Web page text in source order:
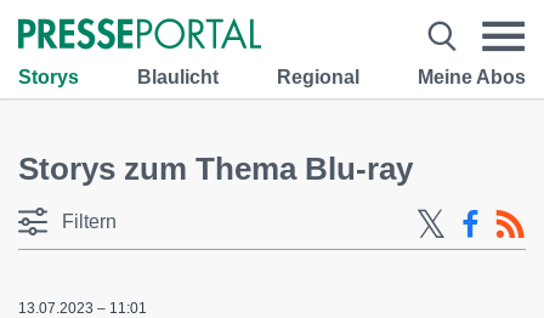
Storys Blaulicht Regional Meine Abos
Storys zum Thema Blu-ray
Filtern
13.07.2023 – 11:01